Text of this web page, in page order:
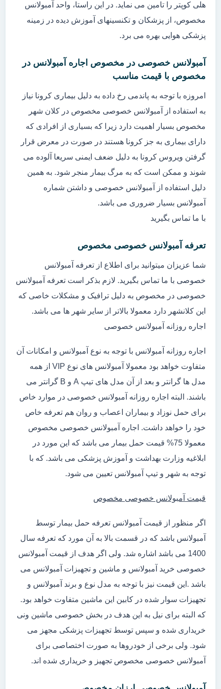
هلی کوپتر را تامین می نماید. در این راستا، واحد آمبولانس
مخصوص، از پزشکان و تکنسینهای آموزش دیده در زمینه
پزشکی هوایی بهره می برد.
آمبولانس خصوصی در مخصوص اجاره آمبولانس در
مخصوص با قیمت مناسب
امروزه با توجه به پاندمی رخ داده به دلیل بیماری کرونا نیاز
به استفاده از آمبولانس خصوصی مخصوص در کلان شهر
مخصوص بسیار اهمیت دارد زیرا که بسیاری از افرادی که
دارای بیماری به جز کرونا هستند در صورت در معرض قرار
گرفتن ویروس کرونا به دلیل ضعف ایمنی سریعا آلوده می
شوند و ممکن است که به مرگ بیمار منجر شود. به همین
دلیل استفاده از آمبولانس خصوصی و داشتن شماره
آمبولانس بسیار ضروری می باشد.
با ما تماس بگیرید
تعرفه آمبولانس خصوصی مخصوص
شما عزیزان میتوانید برای اطلاع از تعرفه آمبولانس
خصوصی با ما تماس بگیرید. لازم بذکر است تعرفه آمبولانس
خصوصی در مخصوص به دلیل ترافیک و مشکلات خاصی که
این کلانشهر دارد معمولا بالاتر از سایر شهر ها می باشد.
اجاره روزانه آمبولانس خصوصی
اجاره روزانه آمبولانس با توجه به نوع آمبولانس و امکانات آن
متفاوت خواهد بود معمولا آمبولانس های نوع VIP از همه
مدل ها گرانتر و بعد از آن مدل های تیپ A و B گرانتر می
باشند. البته اجاره روزانه آمبولانس خصوصی در موارد خاص
برای حمل نوزاد و بیماران اعصاب و روان هم تعرفه خاص
خود را خواهد داشت. اجاره آمبولانس خصوصی مخصوص
معمولا 75% قیمت حمل بیمار می باشد که این مورد در
ابلاغیه وزارت بهداشت و آموزش پزشکی می باشد. که با
توجه به شهر و تیپ آمبولانس تعیین می شود.
قیمت آمبولانس خصوصی مخصوص
اگر منظور از قیمت آمبولانس تعرفه حمل بیمار توسط
آمبولانس باشد که در قسمت بالا به آن مورد که تعرفه سال
1400 می باشد اشاره شد. ولی اگر هدف از قیمت آمبولانس
خصوصی خرید آمبولانس و ماشین و تجهیزات آمبولانس می
باشد .این قیمت نیز با توجه به مدل نوع و برند آمبولانس و
تجهیزات سوار شده در کابین این ماشین متفاوت خواهد بود.
که البته برای نیل به این هدف در بخش خصوصی ماشین ونی
خریداری شده و سپس توسط تجهیزات پزشکی مجهز می
شود. ولی برخی از خودروها به صورت اختصاصی برای
آمبولانس خصوصی مخصوص تجهیز و خریداری شده اند.